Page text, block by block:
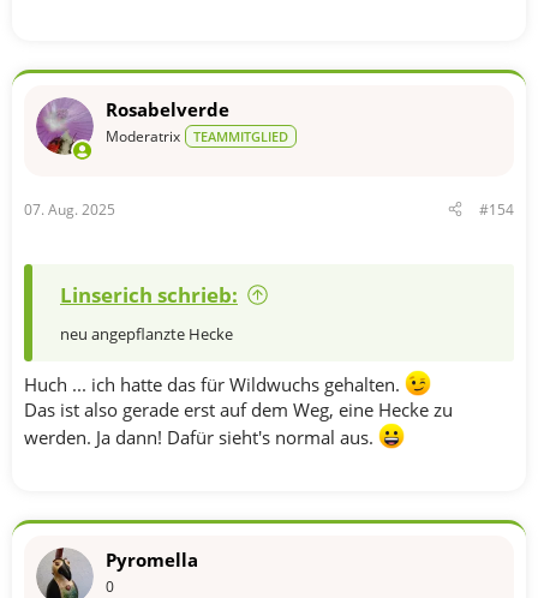
Rosabelverde
Moderatrix TEAMMITGLIED
07. Aug. 2025 #154
Linserich schrieb:
neu angepflanzte Hecke
Huch ... ich hatte das für Wildwuchs gehalten.
Das ist also gerade erst auf dem Weg, eine Hecke zu
werden. Ja dann! Dafür sieht's normal aus.
Pyromella
0